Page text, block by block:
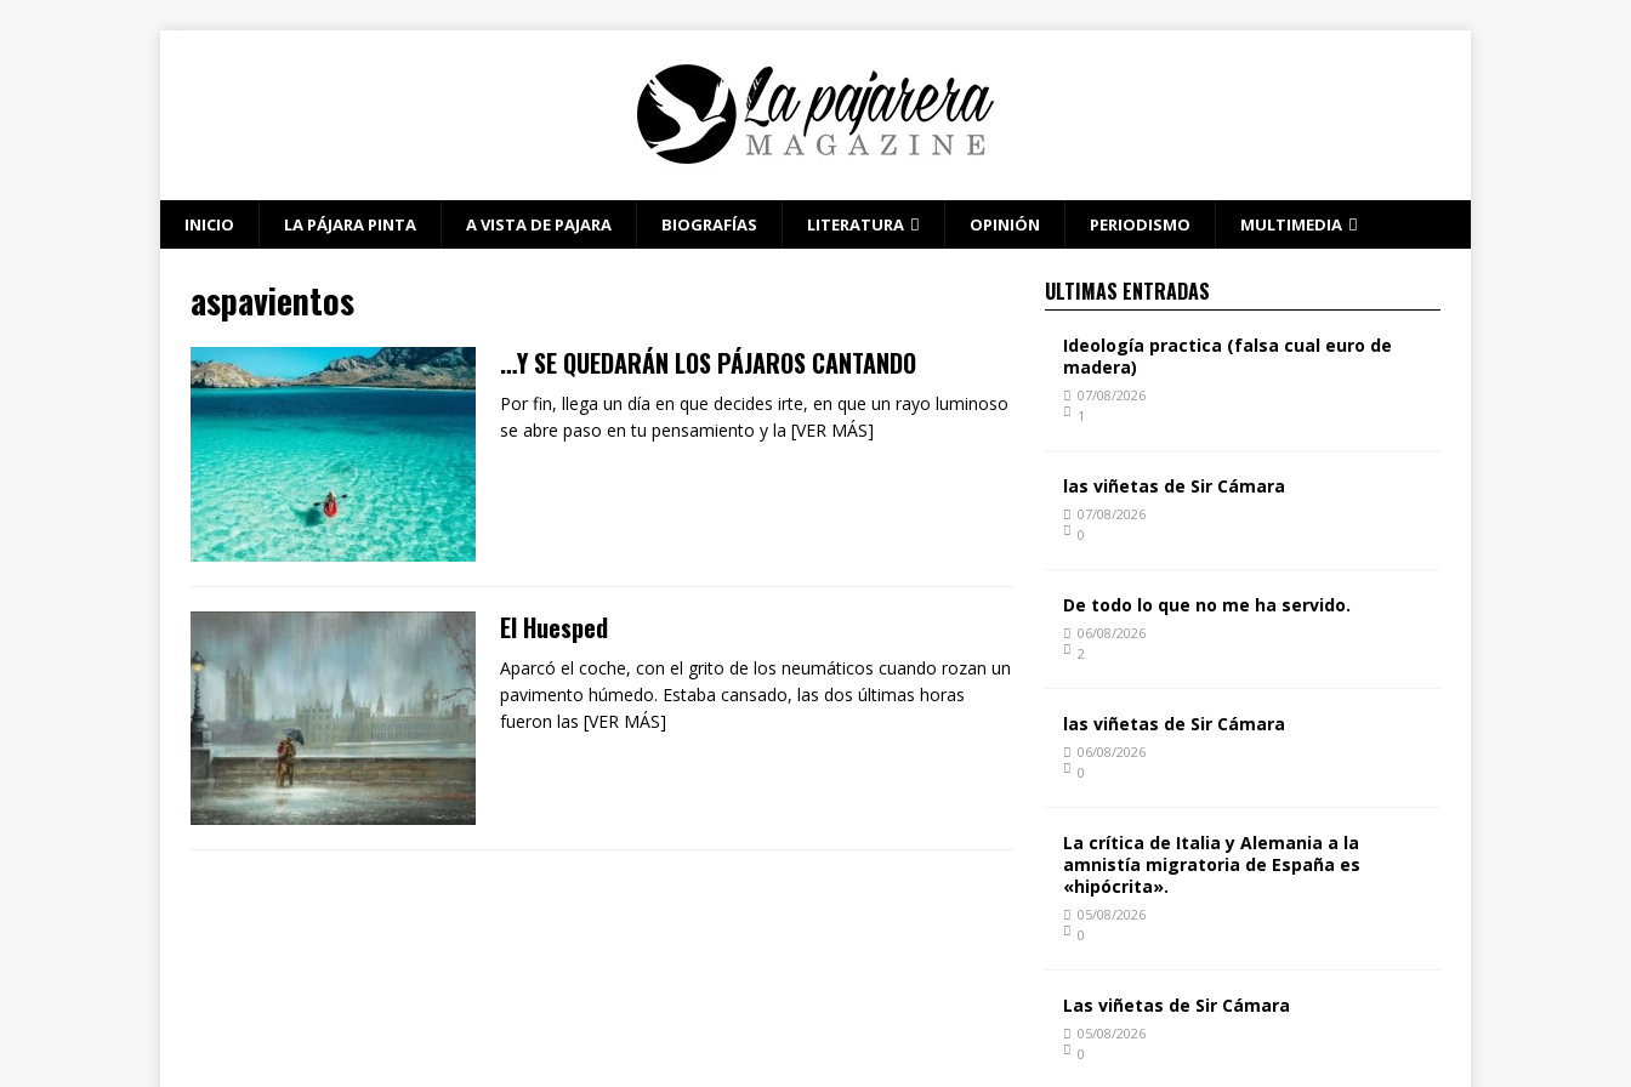
INICIO LA PÁJARA PINTA A VISTA DE PAJARA BIOGRAFÍAS LITERATURA OPINIÓN PERIODISMO MULTIMEDIA
aspavientos
…Y SE QUEDARÁN LOS PÁJAROS CANTANDO
Por fin, llega un día en que decides irte, en que un rayo luminoso
se abre paso en tu pensamiento y la [VER MÁS]
El Huesped
Aparcó el coche, con el grito de los neumáticos cuando rozan un
pavimento húmedo. Estaba cansado, las dos últimas horas
fueron las [VER MÁS]
ULTIMAS ENTRADAS
Ideología practica (falsa cual euro de
madera)
07/08/2026
1
las viñetas de Sir Cámara
07/08/2026
0
De todo lo que no me ha servido.
06/08/2026
2
las viñetas de Sir Cámara
06/08/2026
0
La crítica de Italia y Alemania a la
amnistía migratoria de España es
«hipócrita».
05/08/2026
0
Las viñetas de Sir Cámara
05/08/2026
0